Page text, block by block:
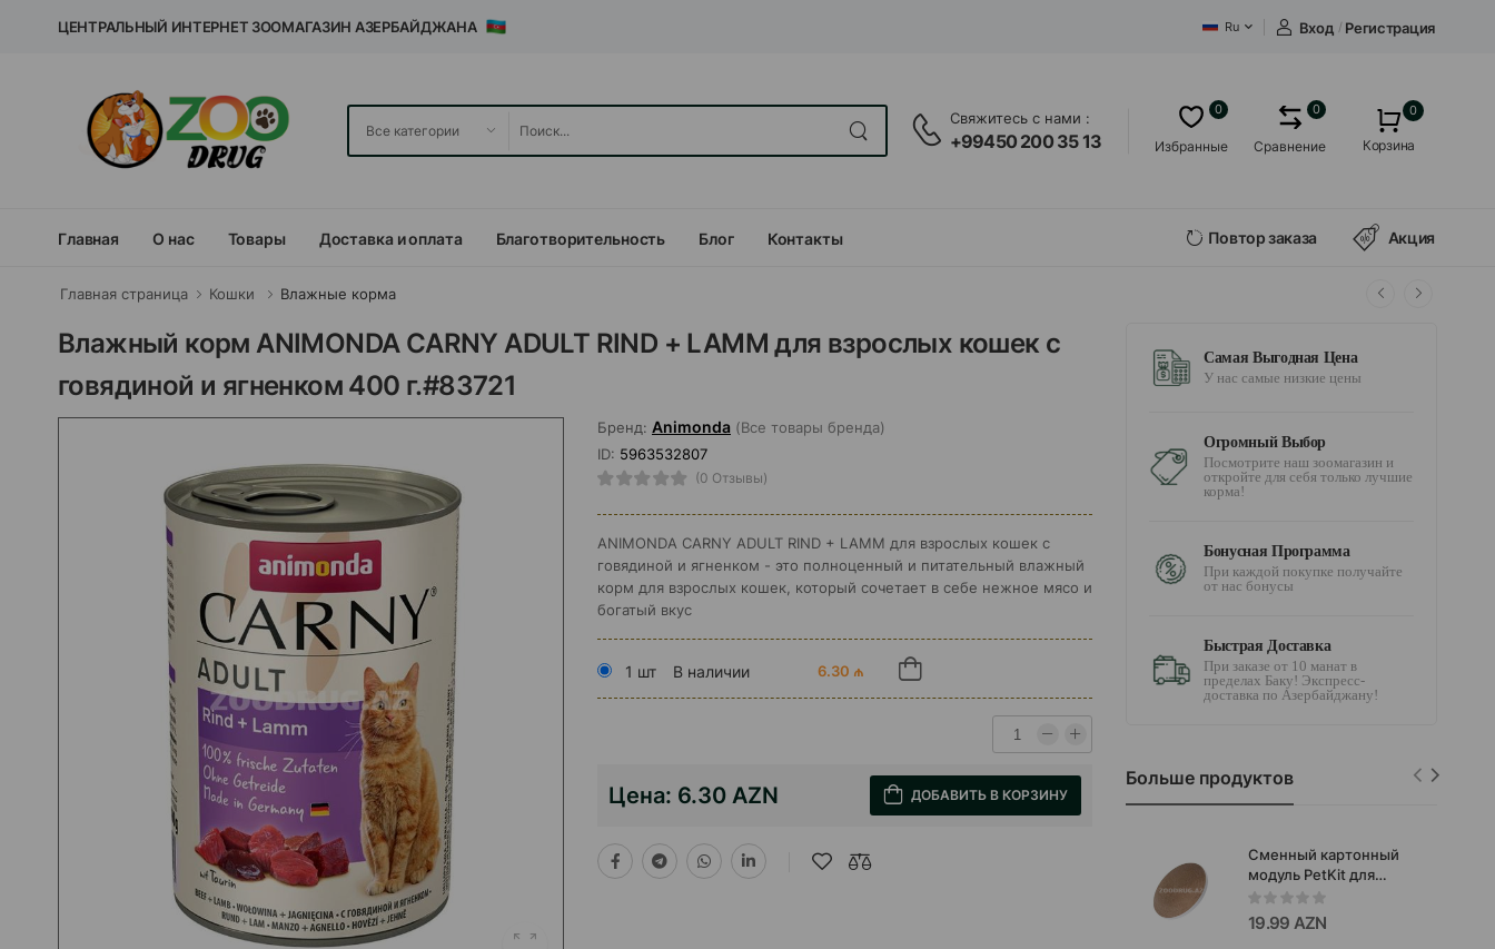
ЦЕНТРАЛЬНЫЙ ИНТЕРНЕТ ЗООМАГАЗИН АЗЕРБАЙДЖАНА Ru Вход / Регистрация
Свяжитесь с нами :
+99450 200 35 13 Избранные
0
Сравнение
0 0
Корзина
Главная О нас Товары Доставка и оплата Благотворительность Блог Контакты Повтор заказа Акция
Главная страница Кошки Влажные корма
Влажный корм ANIMONDA CARNY ADULT RIND + LAMM для взрослых кошек с
говядиной и ягненком 400 г.#83721
Бренд: Animonda (Все товары бренда)
ID: 5963532807
(0 Отзывы)
ANIMONDA CARNY ADULT RIND + LAMM для взрослых кошек с
говядиной и ягненком - это полноценный и питательный влажный
корм для взрослых кошек, который сочетает в себе нежное мясо и
богатый вкус
1 шт В наличии 6.30 ₼
Цена: 6.30 AZN ДОБАВИТЬ В КОРЗИНУ
Самая Выгодная Цена
У нас самые низкие цены
Огромный Выбор
Посмотрите наш зоомагазин и
откройте для себя только лучшие
корма!
Бонусная Программа
При каждой покупке получайте
от нас бонусы
Быстрая Доставка
При заказе от 10 манат в
пределах Баку! Экспресс-
доставка по Азербайджану!
Больше продуктов
Сменный картонный
модуль PetKit для
игровой площадки.
19.99 AZN